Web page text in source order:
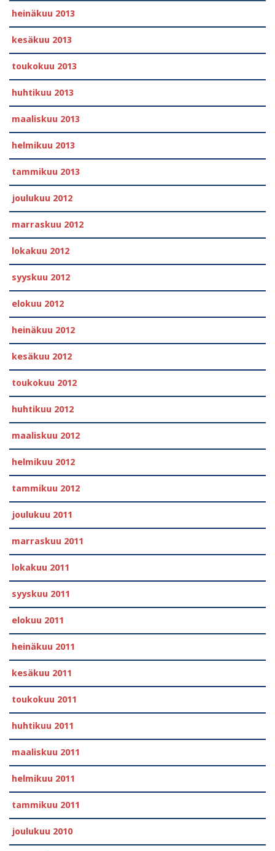
heinäkuu 2013
kesäkuu 2013
toukokuu 2013
huhtikuu 2013
maaliskuu 2013
helmikuu 2013
tammikuu 2013
joulukuu 2012
marraskuu 2012
lokakuu 2012
syyskuu 2012
elokuu 2012
heinäkuu 2012
kesäkuu 2012
toukokuu 2012
huhtikuu 2012
maaliskuu 2012
helmikuu 2012
tammikuu 2012
joulukuu 2011
marraskuu 2011
lokakuu 2011
syyskuu 2011
elokuu 2011
heinäkuu 2011
kesäkuu 2011
toukokuu 2011
huhtikuu 2011
maaliskuu 2011
helmikuu 2011
tammikuu 2011
joulukuu 2010